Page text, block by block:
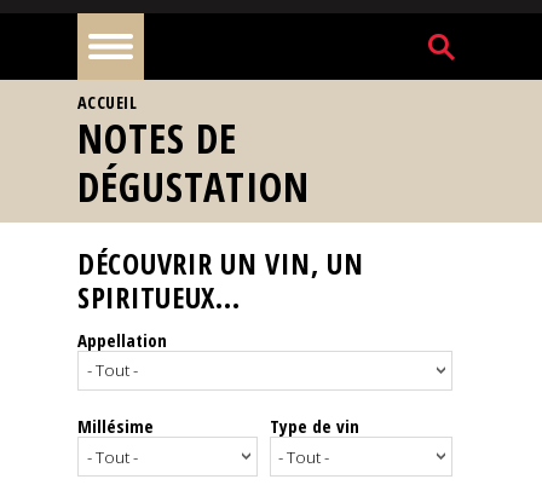
À
la
une
Reportages
Nos
Spiritueux
Notes
VOUS ÊTES ICI
ACCUEIL
NOTES DE
DÉGUSTATION
DÉCOUVRIR UN VIN, UN
SPIRITUEUX...
Appellation
Millésime Type de vin